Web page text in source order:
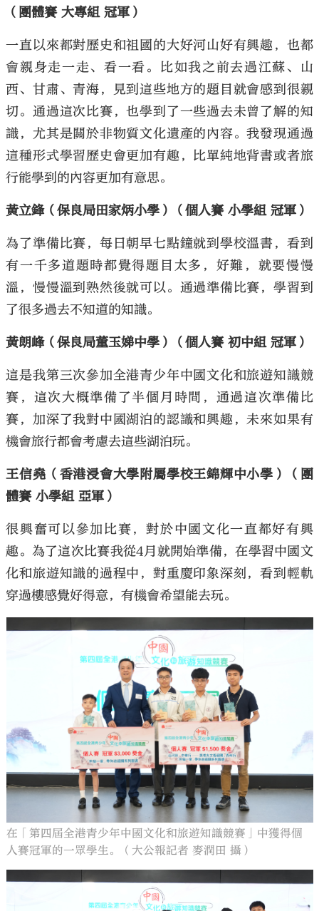
（團體賽 大專組 冠軍）
一直以來都對歷史和祖國的大好河山好有興趣，也都
會親身走一走、看一看。比如我之前去過江蘇、山
西、甘肅、青海，見到這些地方的題目就會感到很親
切。通過這次比賽，也學到了一些過去未曾了解的知
識，尤其是關於非物質文化遺產的內容。我發現通過
這種形式學習歷史會更加有趣，比單純地背書或者旅
行能學到的內容更加有意思。
黃立鋒（保良局田家炳小學）（個人賽 小學組 冠軍）
為了準備比賽，每日朝早七點鐘就到學校溫書，看到
有一千多道題時都覺得題目太多，好難，就要慢慢
溫，慢慢溫到熟然後就可以。通過準備比賽，學習到
了很多過去不知道的知識。
黃朗峰（保良局董玉娣中學）（個人賽 初中組 冠軍）
這是我第三次參加全港青少年中國文化和旅遊知識競
賽，這次大概準備了半個月時間，通過這次準備比
賽，加深了我對中國湖泊的認識和興趣，未來如果有
機會旅行都會考慮去這些湖泊玩。
王信堯（香港浸會大學附屬學校王錦輝中小學）（團
體賽 小學組 亞軍）
很興奮可以參加比賽，對於中國文化一直都好有興
趣。為了這次比賽我從4月就開始準備，在學習中國文
化和旅遊知識的過程中，對重慶印象深刻，看到輕軌
穿過樓感覺好得意，有機會希望能去玩。
在「第四屆全港青少年中國文化和旅遊知識競賽」中獲得個
人賽冠軍的一眾學生。（大公報記者 麥潤田 攝）